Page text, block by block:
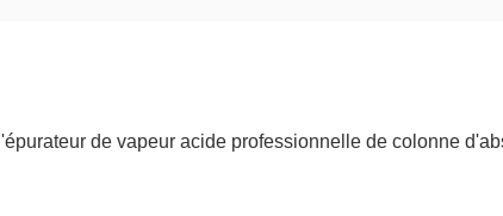
de vapeur acide professionnelle de colonne